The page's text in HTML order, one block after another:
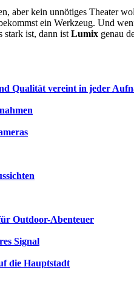
aber kein unnötiges Theater
ein Werkzeug. Und
stark ist, dann ist Lumix genau
Qualität vereint in jeder
Outdoor-Abenteuer
Signal
die Hauptstadt